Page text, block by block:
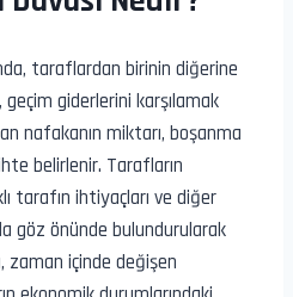
taraflardan birinin diğerine
giderlerini karşılamak
nafakanın miktarı, boşanma
belirlenir. Tarafların
tarafın ihtiyaçları ve diğer
göz önünde bulundurularak
zaman içinde değişen